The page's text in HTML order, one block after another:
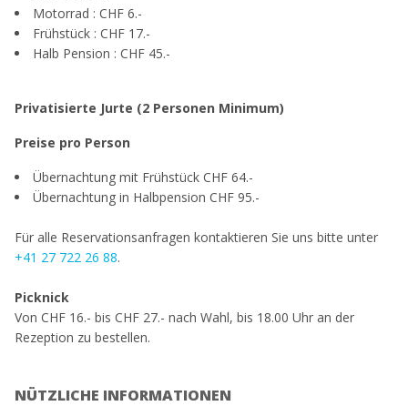
Motorrad : CHF 6.-
Frühstück : CHF 17.-
Halb Pension : CHF 45.-
Privatisierte Jurte (2 Personen Minimum)
Preise pro Person
Übernachtung mit Frühstück CHF 64.-
Übernachtung in Halbpension CHF 95.-
Für alle Reservationsanfragen kontaktieren Sie uns bitte unter
+41 27 722 26 88.
Picknick
Von CHF 16.- bis CHF 27.- nach Wahl, bis 18.00 Uhr an der
Rezeption zu bestellen.
NÜTZLICHE INFORMATIONEN